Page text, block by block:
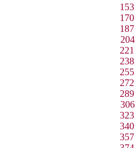
153
170
187
204
221
238
255
272
289
306
323
340
357